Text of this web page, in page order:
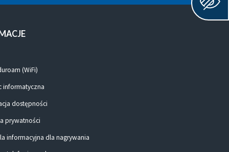
(WiFi)
informatyczna
dostępności
prywatności
informacyjna dla nagrywania